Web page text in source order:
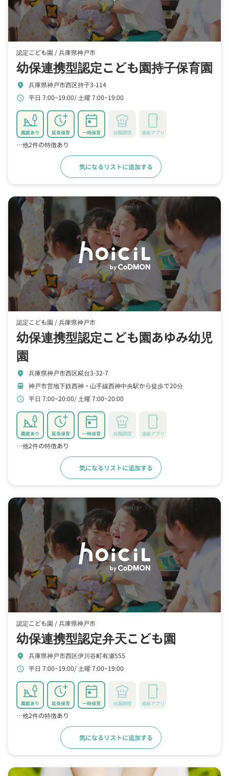
認定こども園 /兵庫県神戸市
幼保連携型認定こども園持子保育園
location_on 兵庫県神戸市西区持子3-114
schedule 平日 7:00~19:00 土曜 7:00~19:00
園庭あり 延長保育 一時保育 自園調理 連絡アプリ
…他2件の特徴あり
気になるリストに追加する
認定こども園 /兵庫県神戸市
幼保連携型認定こども園あゆみ幼児
園
location_on 兵庫県神戸市西区糀台3-32-7
train 神戸市営地下鉄西神・山手線西神中央駅から徒歩で20分
schedule 平日 7:00~20:00 土曜 7:00~20:00
園庭あり 延長保育 一時保育 自園調理 連絡アプリ
…他2件の特徴あり
気になるリストに追加する
認定こども園 /兵庫県神戸市
幼保連携型認定弁天こども園
location_on 兵庫県神戸市西区伊川谷町有瀬555
schedule 平日 7:00~19:00 土曜 7:00~19:00
園庭あり 延長保育 一時保育 自園調理 連絡アプリ
…他2件の特徴あり
気になるリストに追加する